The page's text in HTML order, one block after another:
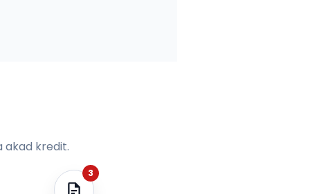
akad kredit.
3